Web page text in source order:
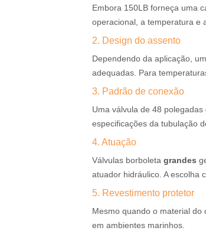
Embora 150LB forneça uma
operacional, a temperatura e
2. Design do assento
Dependendo da aplicação,
adequadas. Para
3. Padrão de conexão
Uma válvula de 48
especificações da tubulação
4. Atuação
Válvulas borboleta grandes
atuador hidráulico. A escolha
5. Revestimento protetor
Mesmo quando o material
em ambientes marinhos.